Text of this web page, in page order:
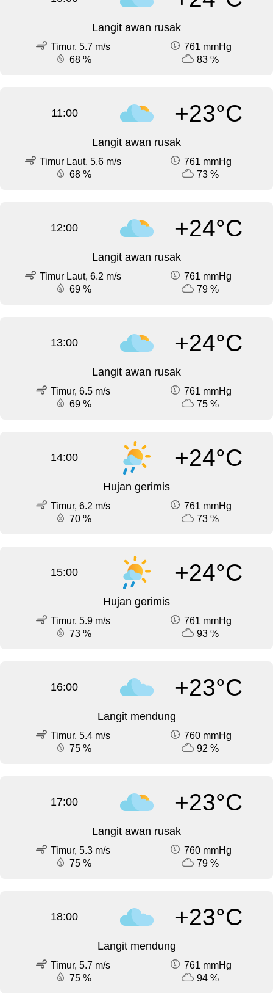
Langit awan rusak
Timur, 5.7 m/s
761 mmHg
68 %
83 %
11:00 +23°C
Langit awan rusak
Timur Laut, 5.6 m/s
761 mmHg
68 %
73 %
12:00 +24°C
Langit awan rusak
Timur Laut, 6.2 m/s
761 mmHg
69 %
79 %
13:00 +24°C
Langit awan rusak
Timur, 6.5 m/s
761 mmHg
69 %
75 %
14:00 +24°C
Hujan gerimis
Timur, 6.2 m/s
761 mmHg
70 %
73 %
15:00 +24°C
Hujan gerimis
Timur, 5.9 m/s
761 mmHg
73 %
93 %
16:00 +23°C
Langit mendung
Timur, 5.4 m/s
760 mmHg
75 %
92 %
17:00 +23°C
Langit awan rusak
Timur, 5.3 m/s
760 mmHg
75 %
79 %
18:00 +23°C
Langit mendung
Timur, 5.7 m/s
761 mmHg
75 %
94 %